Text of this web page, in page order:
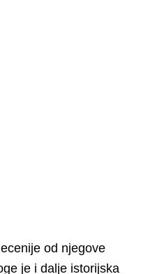
od njegove
je i dalje istorijska